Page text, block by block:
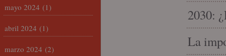
2030:
La
mayo 2024 (1)
abril 2024 (1)
marzo 2024 (2)